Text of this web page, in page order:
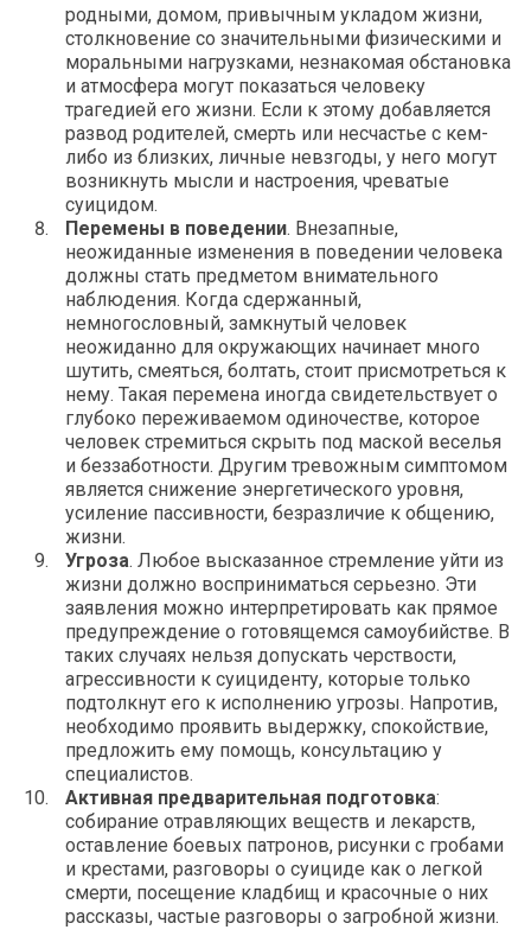
родными, домом, привычным укладом жизни,
столкновение со значительными физическими и
моральными нагрузками, незнакомая обстановка
и атмосфера могут показаться человеку
трагедией его жизни. Если к этому добавляется
развод родителей, смерть или несчастье с кем-
либо из близких, личные невзгоды, у него могут
возникнуть мысли и настроения, чреватые
суицидом.
Перемены в поведении. Внезапные,
неожиданные изменения в поведении человека
должны стать предметом внимательного
наблюдения. Когда сдержанный,
немногословный, замкнутый человек
неожиданно для окружающих начинает много
шутить, смеяться, болтать, стоит присмотреться к
нему. Такая перемена иногда свидетельствует о
глубоко переживаемом одиночестве, которое
человек стремиться скрыть под маской веселья
и беззаботности. Другим тревожным симптомом
является снижение энергетического уровня,
усиление пассивности, безразличие к общению,
жизни.
Угроза. Любое высказанное стремление уйти из
жизни должно восприниматься серьезно. Эти
заявления можно интерпретировать как прямое
предупреждение о готовящемся самоубийстве. В
таких случаях нельзя допускать черствости,
агрессивности к суициденту, которые только
подтолкнут его к исполнению угрозы. Напротив,
необходимо проявить выдержку, спокойствие,
предложить ему помощь, консультацию у
специалистов.
Активная предварительная подготовка:
собирание отравляющих веществ и лекарств,
оставление боевых патронов, рисунки с гробами
и крестами, разговоры о суициде как о легкой
смерти, посещение кладбищ и красочные о них
рассказы, частые разговоры о загробной жизни.